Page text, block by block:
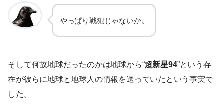
やっぱり戦犯じゃないか。
そして何故地球だったのかは地球から“超新星94”という存
在が彼らに地球と地球人の情報を送っていたという事実で
した。